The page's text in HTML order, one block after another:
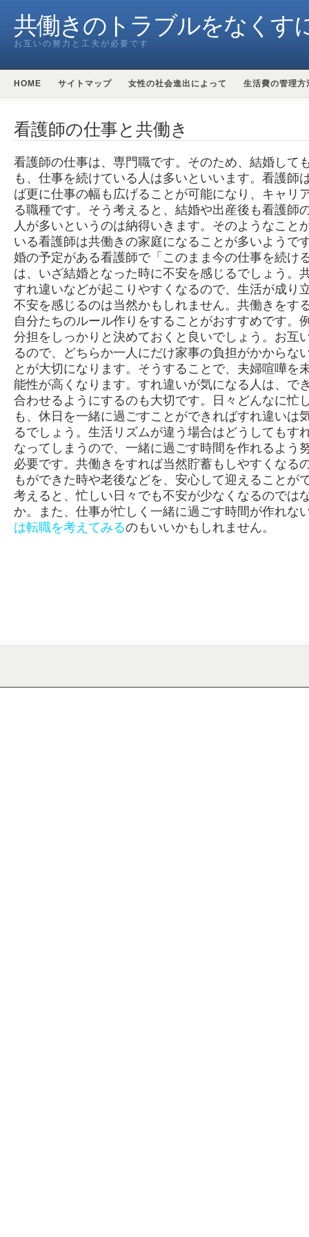
共働きのトラブルをなくす
お互いの努力と工夫が必要です
HOME サイトマップ 女性の社会進出によって 生活費の管理方
看護師の仕事と共働き
看護師の仕事は、専門職です。そのため、結婚して
も、仕事を続けている人は多いといいます。看護師
ば更に仕事の幅も広げることが可能になり、キャリ
る職種です。そう考えると、結婚や出産後も看護師
人が多いというのは納得いきます。そのようなこと
いる看護師は共働きの家庭になることが多いようで
婚の予定がある看護師で「このまま今の仕事を続け
は、いざ結婚となった時に不安を感じるでしょう。
すれ違いなどが起こりやすくなるので、生活が成り
不安を感じるのは当然かもしれません。共働きをす
自分たちのルール作りをすることがおすすめです。
分担をしっかりと決めておくと良いでしょう。お互
るので、どちらか一人にだけ家事の負担がかからな
とが大切になります。そうすることで、夫婦喧嘩を
能性が高くなります。すれ違いが気になる人は、で
合わせるようにするのも大切です。日々どんなに忙
も、休日を一緒に過ごすことができればすれ違いは
るでしょう。生活リズムが違う場合はどうしてもす
なってしまうので、一緒に過ごす時間を作れるよう
必要です。共働きをすれば当然貯蓄もしやすくなる
もができた時や老後などを、安心して迎えることが
考えると、忙しい日々でも不安が少なくなるのでは
か。また、仕事が忙しく一緒に過ごす時間が作れな
は転職を考えてみるのもいいかもしれません。